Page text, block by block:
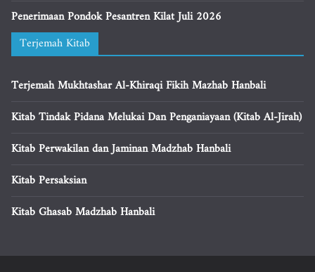
Penerimaan Pondok Pesantren Kilat Juli 2026
Terjemah Kitab
Terjemah Mukhtashar Al-Khiraqi Fikih Mazhab Hanbali
Kitab Tindak Pidana Melukai Dan Penganiayaan (Kitab Al-Jirah)
Kitab Perwakilan dan Jaminan Madzhab Hanbali
Kitab Persaksian
Kitab Ghasab Madzhab Hanbali